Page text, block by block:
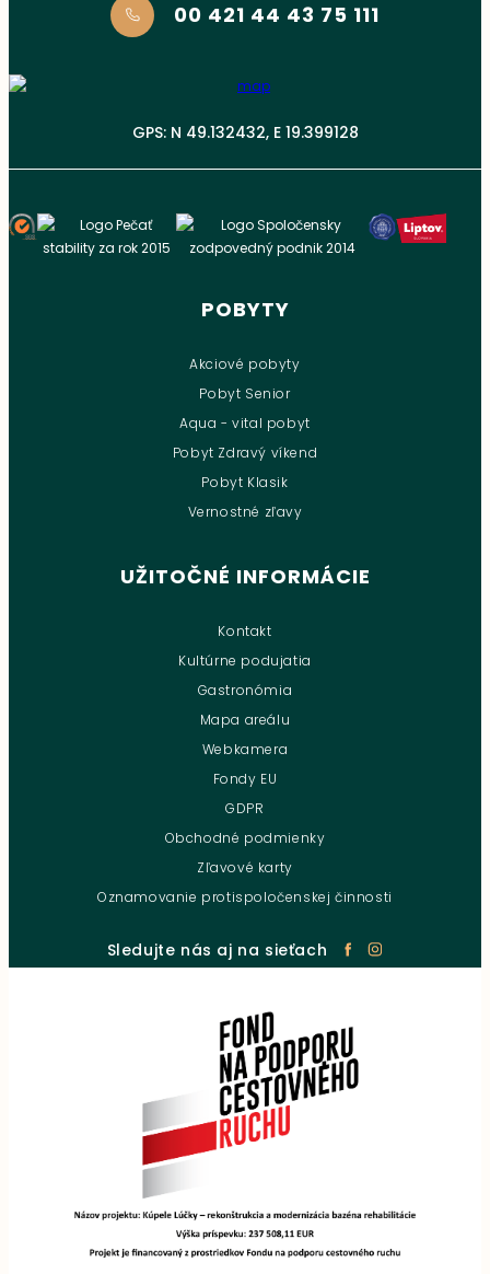
00 421 44 43 75 111
GPS: N 49.132432, E 19.399128
POBYTY
Akciové pobyty
Pobyt Senior
Aqua - vital pobyt
Pobyt Zdravý víkend
Pobyt Klasik
Vernostné zľavy
UŽITOČNÉ INFORMÁCIE
Kontakt
Kultúrne podujatia
Gastronómia
Mapa areálu
Webkamera
Fondy EU
GDPR
Obchodné podmienky
Zľavové karty
Oznamovanie protispoločenskej činnosti
Sledujte nás aj na sieťach